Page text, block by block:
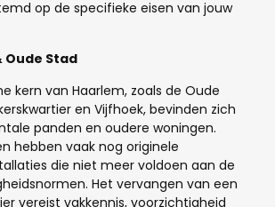
op de specifieke eisen van jouw
Oude Stad
kern van Haarlem, zoals de Oude
en Vijfhoek, bevinden zich
panden en oudere woningen.
hebben vaak nog originele
die niet meer voldoen aan de
Het vervangen van een
vereist vakkennis, voorzichtigheid